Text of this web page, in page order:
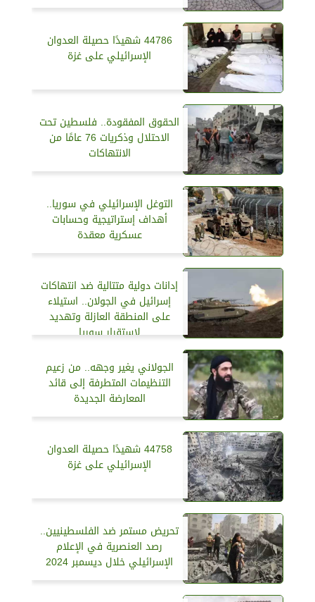
44786 شهيدًا حصيلة العدوان
الإسرائيلي على غزة
الحقوق المفقودة.. فلسطين تحت
الاحتلال وذكريات 76 عامًا من
الانتهاكات
التوغل الإسرائيلي في سوريا..
أهداف إستراتيجية وحسابات
عسكرية معقدة
إدانات دولية متتالية ضد انتهاكات
إسرائيل في الجولان.. استيلاء
على المنطقة العازلة وتهديد
لاستقرار سوريا
الجولاني يغير وجهه.. من زعيم
التنظيمات المتطرفة إلى قائد
المعارضة الجديدة
44758 شهيدًا حصيلة العدوان
الإسرائيلي على غزة
تحريض مستمر ضد الفلسطينيين..
رصد العنصرية في الإعلام
الإسرائيلي خلال ديسمبر 2024